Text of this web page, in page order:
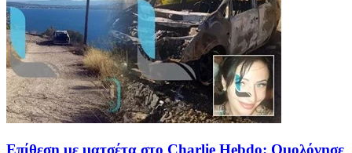
Επίθεση με ματσέτα στο Charlie Hebdo: Ομολόγησε